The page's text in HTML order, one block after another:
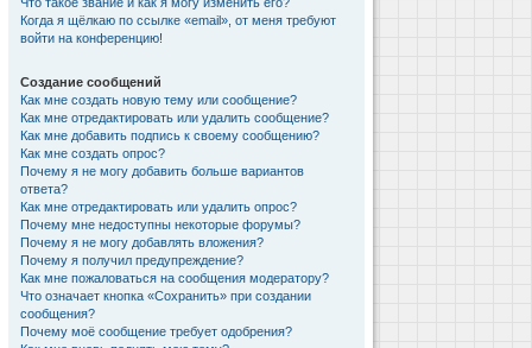
Когда я щёлкаю по ссылке «email», от меня требуют
войти на конференцию!
Создание сообщений
Как мне создать новую тему или сообщение?
Как мне отредактировать или удалить сообщение?
Как мне добавить подпись к своему сообщению?
Как мне создать опрос?
Почему я не могу добавить больше вариантов
ответа?
Как мне отредактировать или удалить опрос?
Почему мне недоступны некоторые форумы?
Почему я не могу добавлять вложения?
Почему я получил предупреждение?
Как мне пожаловаться на сообщения модератору?
Что означает кнопка «Сохранить» при создании
сообщения?
Почему моё сообщение требует одобрения?